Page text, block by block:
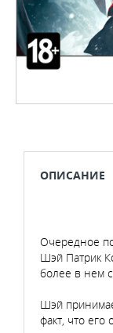
ОПИСАНИЕ
Очередное
Шэй Патрик
более в нем
Шэй
факт, что его